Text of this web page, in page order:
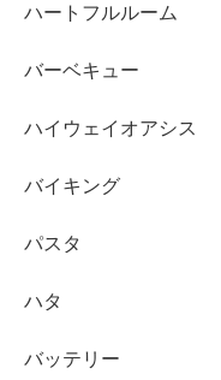
ハートフルルーム
バーベキュー
ハイウェイオアシス
バイキング
パスタ
ハタ
バッテリー